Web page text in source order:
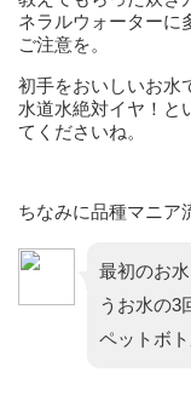
ネラルウォーターに
ご注意を。
初手をおいしいお水
水道水絶対イヤ！と
てくださいね。
ちなみに品種マニア
最初のお
うお水の3
ペットボ